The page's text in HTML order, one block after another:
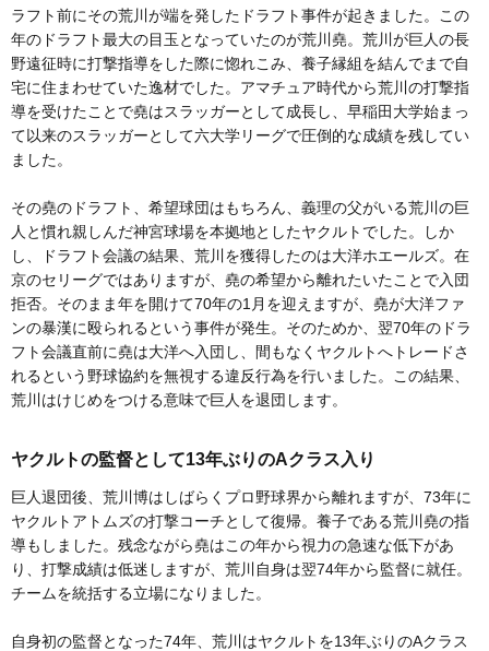
ラフト前にその荒川が端を発したドラフト事件が起きました。この
年のドラフト最大の目玉となっていたのが荒川堯。荒川が巨人の長
野遠征時に打撃指導をした際に惚れこみ、養子縁組を結んでまで自
宅に住まわせていた逸材でした。アマチュア時代から荒川の打撃指
導を受けたことで堯はスラッガーとして成長し、早稲田大学始まっ
て以来のスラッガーとして六大学リーグで圧倒的な成績を残してい
ました。
その堯のドラフト、希望球団はもちろん、義理の父がいる荒川の巨
人と慣れ親しんだ神宮球場を本拠地としたヤクルトでした。しか
し、ドラフト会議の結果、荒川を獲得したのは大洋ホエールズ。在
京のセリーグではありますが、堯の希望から離れたいたことで入団
拒否。そのまま年を開けて70年の1月を迎えますが、堯が大洋ファ
ンの暴漢に殴られるという事件が発生。そのためか、翌70年のドラ
フト会議直前に堯は大洋へ入団し、間もなくヤクルトへトレードさ
れるという野球協約を無視する違反行為を行いました。この結果、
荒川はけじめをつける意味で巨人を退団します。
ヤクルトの監督として13年ぶりのAクラス入り
巨人退団後、荒川博はしばらくプロ野球界から離れますが、73年に
ヤクルトアトムズの打撃コーチとして復帰。養子である荒川堯の指
導もしました。残念ながら堯はこの年から視力の急速な低下があ
り、打撃成績は低迷しますが、荒川自身は翌74年から監督に就任。
チームを統括する立場になりました。
自身初の監督となった74年、荒川はヤクルトを13年ぶりのAクラス